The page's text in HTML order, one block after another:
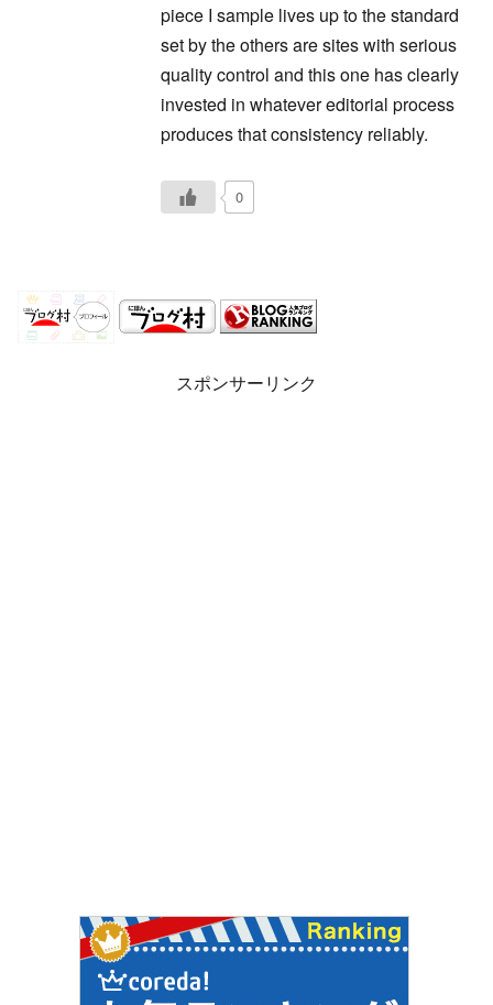
piece I sample lives up to the standard
set by the others are sites with serious
quality control and this one has clearly
invested in whatever editorial process
produces that consistency reliably.
0
スポンサーリンク